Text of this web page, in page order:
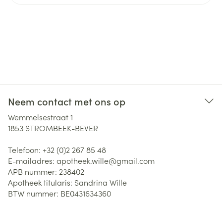
Neem contact met ons op
Wemmelsestraat 1
1853 STROMBEEK-BEVER
Telefoon: +32 (0)2 267 85 48
E-mailadres: apotheek.wille@gmail.com
APB nummer: 238402
Apotheek titularis: Sandrina Wille
BTW nummer: BE0431634360